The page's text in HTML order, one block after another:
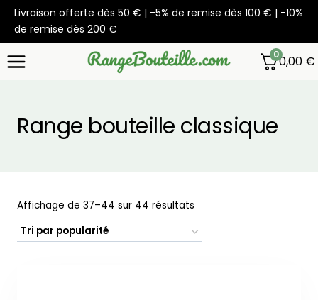
Aller
contenu
Livraison offerte dès 50 € | -5% de remise dès 100 € | -10%
de remise dès 200 €
00,00 €
Range bouteille classique
Affichage de 37–44 sur 44 résultats